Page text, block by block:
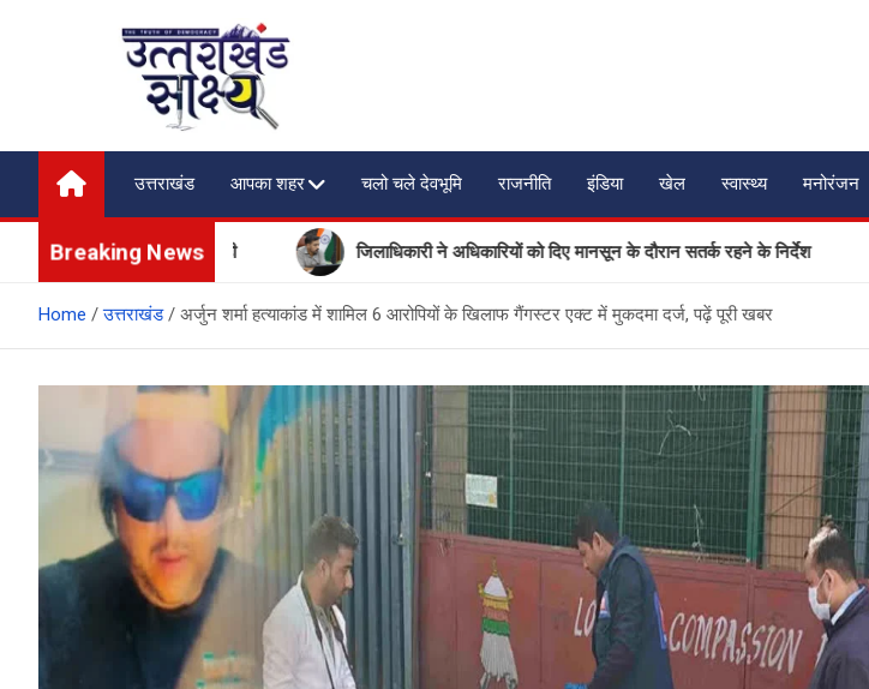
Uttarakhand Shakshya
My News Portal
उत्तराखंड
आपका शहर चलो चले देवभूमि राजनीति इंडिया खेल स्वास्थ्य मनोरंजन
Breaking News
पर्यटकों की आवाजाही जिलाधिकारी ने अधिकारियों को दिए मानसून के दौरान सतर्क रहने के निर्देश
Home उत्तराखंड अर्जुन शर्मा हत्याकांड में शामिल 6 आरोपियों के खिलाफ गैंगस्टर एक्ट में मुकदमा दर्ज, पढ़ें पूरी खबर